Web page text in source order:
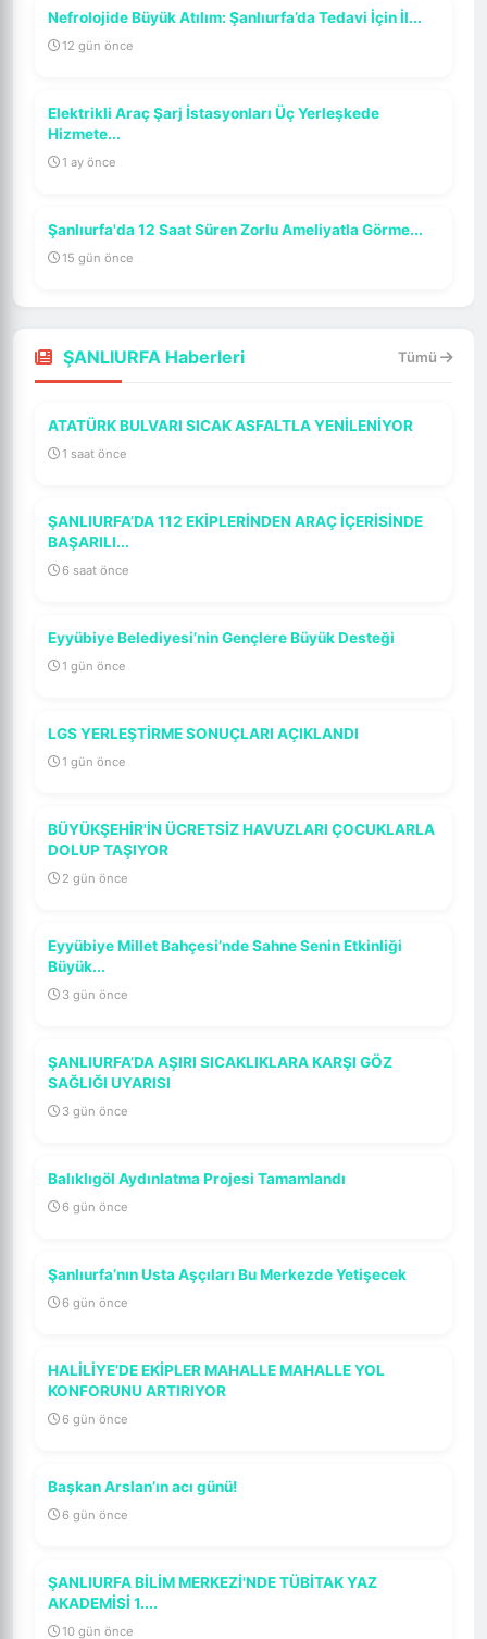
Nefrolojide Büyük Atılım: Şanlıurfa’da Tedavi İçin İl...
12 gün önce
Elektrikli Araç Şarj İstasyonları Üç Yerleşkede
Hizmete...
1 ay önce
Şanlıurfa'da 12 Saat Süren Zorlu Ameliyatla Görme...
15 gün önce
ŞANLIURFA Haberleri Tümü
ATATÜRK BULVARI SICAK ASFALTLA YENİLENİYOR
1 saat önce
ŞANLIURFA’DA 112 EKİPLERİNDEN ARAÇ İÇERİSİNDE
BAŞARILI...
6 saat önce
Eyyübiye Belediyesi’nin Gençlere Büyük Desteği
1 gün önce
LGS YERLEŞTİRME SONUÇLARI AÇIKLANDI
1 gün önce
BÜYÜKŞEHİR'İN ÜCRETSİZ HAVUZLARI ÇOCUKLARLA
DOLUP TAŞIYOR
2 gün önce
Eyyübiye Millet Bahçesi’nde Sahne Senin Etkinliği
Büyük...
3 gün önce
ŞANLIURFA’DA AŞIRI SICAKLIKLARA KARŞI GÖZ
SAĞLIĞI UYARISI
3 gün önce
Balıklıgöl Aydınlatma Projesi Tamamlandı
6 gün önce
Şanlıurfa’nın Usta Aşçıları Bu Merkezde Yetişecek
6 gün önce
HALİLİYE’DE EKİPLER MAHALLE MAHALLE YOL
KONFORUNU ARTIRIYOR
6 gün önce
Başkan Arslan’ın acı günü!
6 gün önce
ŞANLIURFA BİLİM MERKEZİ'NDE TÜBİTAK YAZ
AKADEMİSİ 1....
10 gün önce